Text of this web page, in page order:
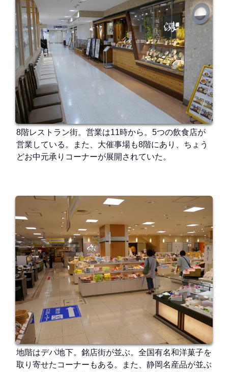
8階レストラン街。営業は11時から。5つの飲食店が
営業している。また、大催事場も8階にあり、ちょう
どお中元承りコーナーが展開されていた。
地階はデパ地下。銘店街が並ぶ。全国有名和洋菓子を
取り寄せたコーナーもある。また、静岡名産品が並ぶ